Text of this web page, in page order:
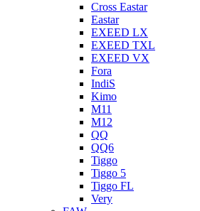
Cross Eastar
Eastar
EXEED LX
EXEED TXL
EXEED VX
Fora
IndiS
Kimo
M11
M12
QQ
QQ6
Tiggo
Tiggo 5
Tiggo FL
Very